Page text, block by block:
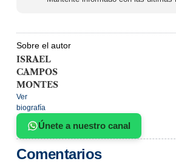
Sobre el autor
ISRAEL
CAMPOS
MONTES
Ver
biografía
Únete a nuestro canal
Comentarios